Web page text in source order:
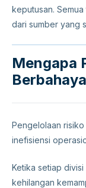
keputusan.
dari sumber yang
Mengapa
Pengelolaan
inefisiensi
Ketika setiap
kehilangan